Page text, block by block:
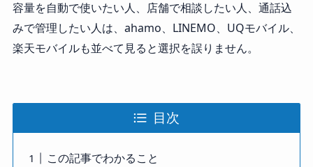
容量を自動で使いたい人、店舗で相談したい人、通話込
みで管理したい人は、ahamo、LINEMO、UQモバイル、
楽天モバイルも並べて見ると選択を誤りません。
目次
この記事でわかること